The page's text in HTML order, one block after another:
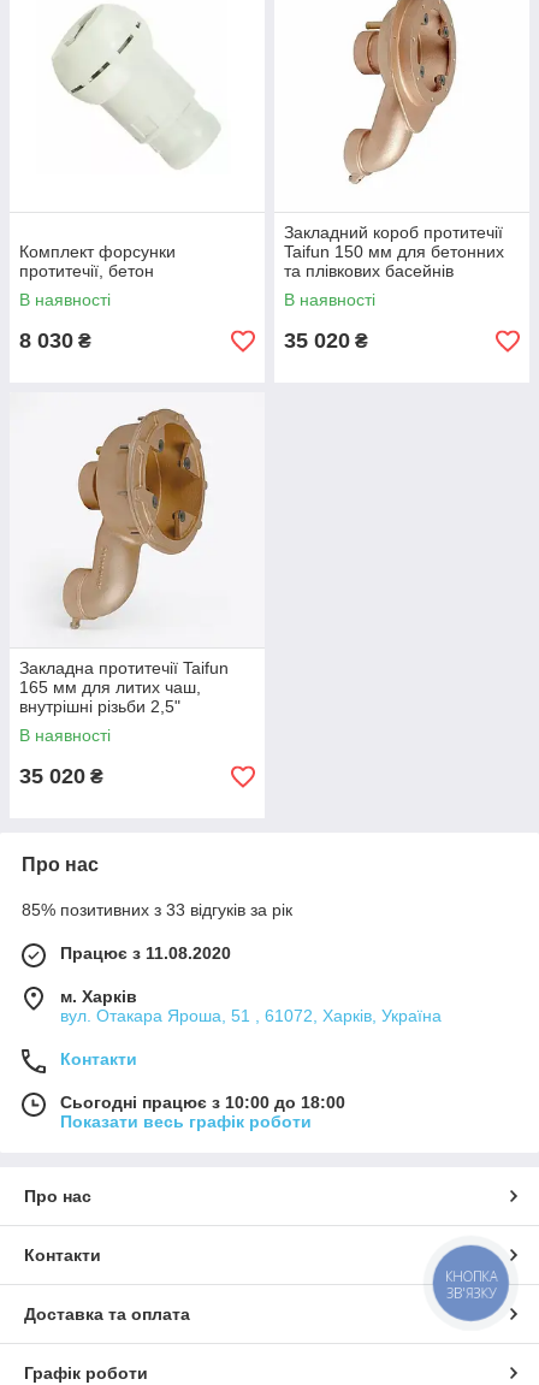
Комплект форсунки
протитечії, бетон
В наявності
8 030 ₴
Закладний короб протитечії
Taifun 150 мм для бетонних
та плівкових басейнів
В наявності
35 020 ₴
Закладна протитечії Taifun
165 мм для литих чаш,
внутрішні різьби 2,5"
В наявності
35 020 ₴
Про нас
85% позитивних з 33 відгуків за рік
Працює з 11.08.2020
м. Харків
вул. Отакара Яроша, 51 , 61072, Харків, Україна
Контакти
Сьогодні працює з 10:00 до 18:00
Показати весь графік роботи
Про нас
Контакти
Доставка та оплата
Графік роботи
КНОПКА
ЗВ'ЯЗКУ